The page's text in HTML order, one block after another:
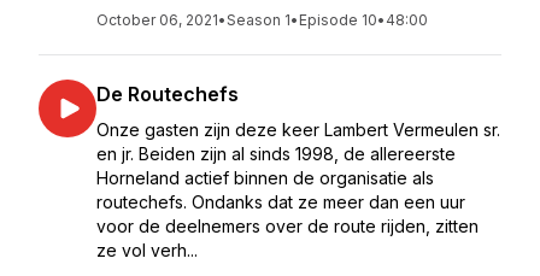
October 06, 2021•Season 1• Episode 10• 48:00
De Routechefs
Onze gasten zijn deze keer Lambert Vermeulen sr.
en jr. Beiden zijn al sinds 1998, de allereerste
Horneland actief binnen de organisatie als
routechefs. Ondanks dat ze meer dan een uur
voor de deelnemers over de route rijden, zitten
ze vol verh...